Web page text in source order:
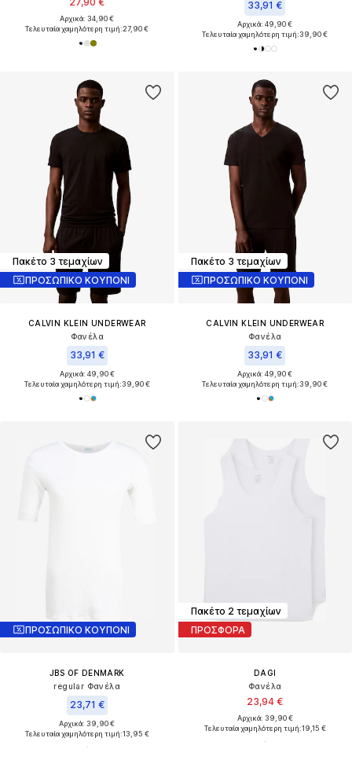
Αρχικά: 34,90 €
Τελευταία χαμηλότερη τιμή:27,90 €
33,91 €
Αρχικά: 49,90 €
Τελευταία χαμηλότερη τιμή:39,90 €
Πακέτο 3 τεμαχίων
ΠΡΟΣΩΠΙΚΟ ΚΟΥΠΟΝΙ
CALVIN KLEIN UNDERWEAR
Φανέλα
33,91 €
Αρχικά: 49,90 €
Τελευταία χαμηλότερη τιμή:39,90 €
Πακέτο 3 τεμαχίων
ΠΡΟΣΩΠΙΚΟ ΚΟΥΠΟΝΙ
CALVIN KLEIN UNDERWEAR
Φανέλα
33,91 €
Αρχικά: 49,90 €
Τελευταία χαμηλότερη τιμή:39,90 €
ΠΡΟΣΩΠΙΚΟ ΚΟΥΠΟΝΙ
JBS OF DENMARK
regular Φανέλα
23,71 €
Αρχικά: 39,90 €
Τελευταία χαμηλότερη τιμή:13,95 €
Πακέτο 2 τεμαχίων
ΠΡΟΣΦΟΡΑ
DAGI
Φανέλα
23,94 €
Αρχικά: 39,90 €
Τελευταία χαμηλότερη τιμή:19,15 €